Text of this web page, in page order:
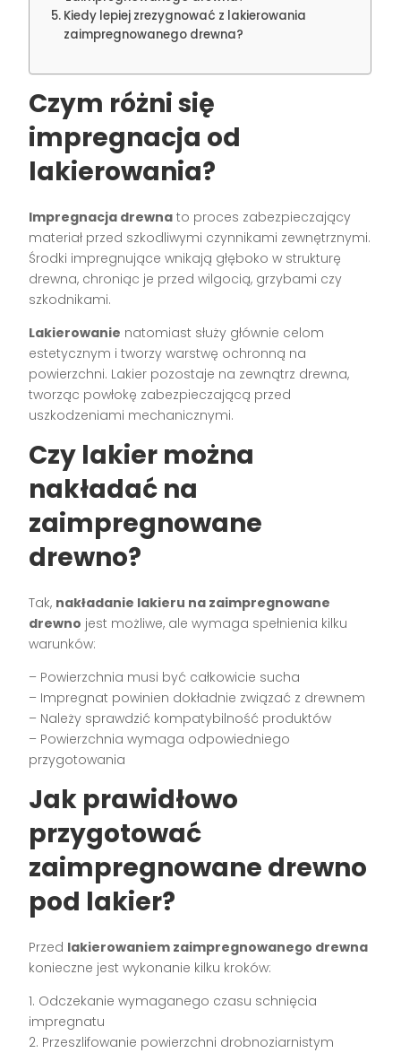
Kiedy lepiej zrezygnować z lakierowania
zaimpregnowanego drewna?
Czym różni się
impregnacja od
lakierowania?
Impregnacja drewna to proces zabezpieczający
materiał przed szkodliwymi czynnikami zewnętrznymi.
Środki impregnujące wnikają głęboko w strukturę
drewna, chroniąc je przed wilgocią, grzybami czy
szkodnikami.
Lakierowanie natomiast służy głównie celom
estetycznym i tworzy warstwę ochronną na
powierzchni. Lakier pozostaje na zewnątrz drewna,
tworząc powłokę zabezpieczającą przed
uszkodzeniami mechanicznymi.
Czy lakier można
nakładać na
zaimpregnowane
drewno?
Tak, nakładanie lakieru na zaimpregnowane
drewno jest możliwe, ale wymaga spełnienia kilku
warunków:
– Powierzchnia musi być całkowicie sucha
– Impregnat powinien dokładnie związać z drewnem
– Należy sprawdzić kompatybilność produktów
– Powierzchnia wymaga odpowiedniego
przygotowania
Jak prawidłowo
przygotować
zaimpregnowane drewno
pod lakier?
Przed lakierowaniem zaimpregnowanego drewna
konieczne jest wykonanie kilku kroków:
1. Odczekanie wymaganego czasu schnięcia
impregnatu
2. Przeszlifowanie powierzchni drobnoziarnistym